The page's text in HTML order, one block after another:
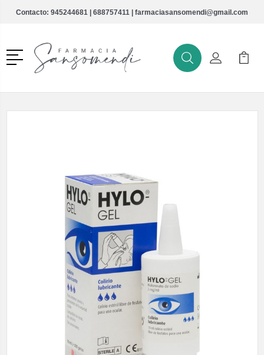
Contacto: 945244681 | 688757411 | farmaciasansomendi@gmail.com
Menú
BuscarMi Cuenta
Mi